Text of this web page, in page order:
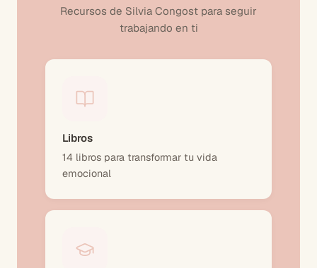
Recursos de Silvia Congost para seguir
trabajando en ti
Libros
14 libros para transformar tu vida
emocional